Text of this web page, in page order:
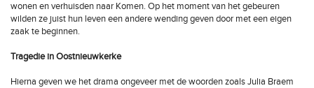
wonen en verhuisden naar Komen. Op het moment van het gebeuren
wilden ze juist hun leven een andere wending geven door met een eigen
zaak te beginnen.
Tragedie in Oostnieuwkerke
Hierna geven we het drama ongeveer met de woorden zoals Julia Braem